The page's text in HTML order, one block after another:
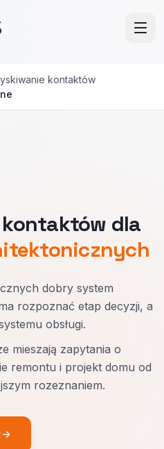
kontaktów
dla
dobry system
rozpoznać etap decyzji, a
obsługi.
mieszają zapytania o
remontu i projekt domu od
rozeznaniem.